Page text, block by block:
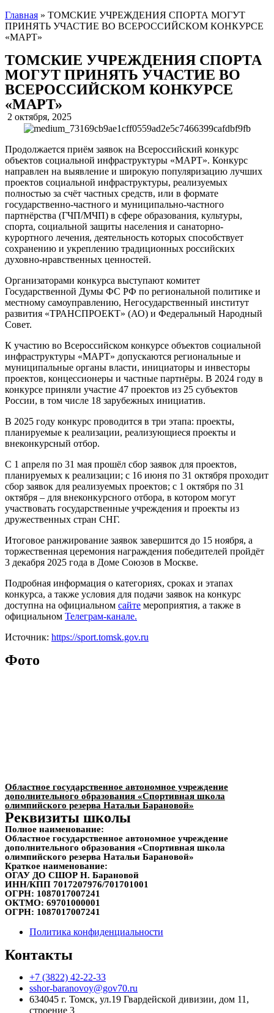
Главная » ТОМСКИЕ УЧРЕЖДЕНИЯ СПОРТА МОГУТ
ПРИНЯТЬ УЧАСТИЕ ВО ВСЕРОССИЙСКОМ КОНКУРСЕ
«МАРТ»
ТОМСКИЕ УЧРЕЖДЕНИЯ СПОРТА
МОГУТ ПРИНЯТЬ УЧАСТИЕ ВО
ВСЕРОССИЙСКОМ КОНКУРСЕ
«МАРТ»
2 октября, 2025
Продолжается приём заявок на Всероссийский конкурс
объектов социальной инфраструктуры «МАРТ». Конкурс
направлен на выявление и широкую популяризацию лучших
проектов социальной инфраструктуры, реализуемых
полностью за счёт частных средств, или в формате
государственно-частного и муниципально-частного
партнёрства (ГЧП/МЧП) в сфере образования, культуры,
спорта, социальной защиты населения и санаторно-
курортного лечения, деятельность которых способствует
сохранению и укреплению традиционных российских
духовно-нравственных ценностей.
Организаторами конкурса выступают комитет
Государственной Думы ФС РФ по региональной политике и
местному самоуправлению, Негосударственный институт
развития «ТРАНСПРОЕКТ» (АО) и Федеральный Народный
Совет.
К участию во Всероссийском конкурсе объектов социальной
инфраструктуры «МАРТ» допускаются региональные и
муниципальные органы власти, инициаторы и инвесторы
проектов, концессионеры и частные партнёры. В 2024 году в
конкурсе приняли участие 47 проектов из 25 субъектов
России, в том числе 18 зарубежных инициатив.
В 2025 году конкурс проводится в три этапа: проекты,
планируемые к реализации, реализующиеся проекты и
внеконкурсный отбор.
С 1 апреля по 31 мая прошёл сбор заявок для проектов,
планируемых к реализации; с 16 июня по 31 октября проходит
сбор заявок для реализуемых проектов; с 1 октября по 31
октября – для внеконкурсного отбора, в котором могут
участвовать государственные учреждения и проекты из
дружественных стран СНГ.
Итоговое ранжирование заявок завершится до 15 ноября, а
торжественная церемония награждения победителей пройдёт
3 декабря 2025 года в Доме Союзов в Москве.
Подробная информация о категориях, сроках и этапах
конкурса, а также условия для подачи заявок на конкурс
доступна на официальном сайте мероприятия, а также в
официальном Телеграм-канале.
Источник: https://sport.tomsk.gov.ru
Фото
Областное государственное автономное учреждение
дополнительного образования «Спортивная школа
олимпийского резерва Натальи Барановой»
Реквизиты школы
Полное наименование:
Областное государственное автономное учреждение
дополнительного образования «Спортивная школа
олимпийского резерва Натальи Барановой»
Краткое наименование:
ОГАУ ДО СШОР Н. Барановой
ИНН/КПП 7017207976/701701001
ОГРН: 1087017007241
ОКТМО: 69701000001
ОГРН: 1087017007241
Политика конфиденциальности
Контакты
+7 (3822) 42-22-33
sshor-baranovoy@gov70.ru
634045 г. Томск, ул.19 Гвардейской дивизии, дом 11,
строение 3